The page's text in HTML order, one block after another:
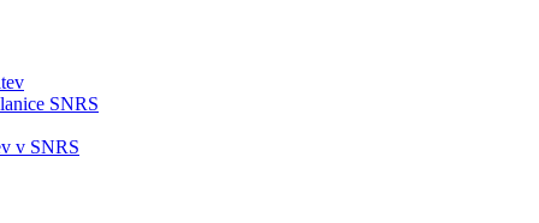
SNRS
v SNRS